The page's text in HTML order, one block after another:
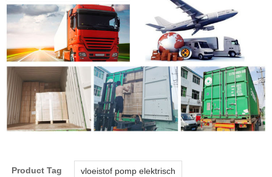
Product Tag vloeistof pomp elektrisch